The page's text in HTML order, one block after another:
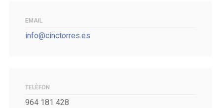
EMAIL
info@cinctorres.es
TELÈFON
964 181 428